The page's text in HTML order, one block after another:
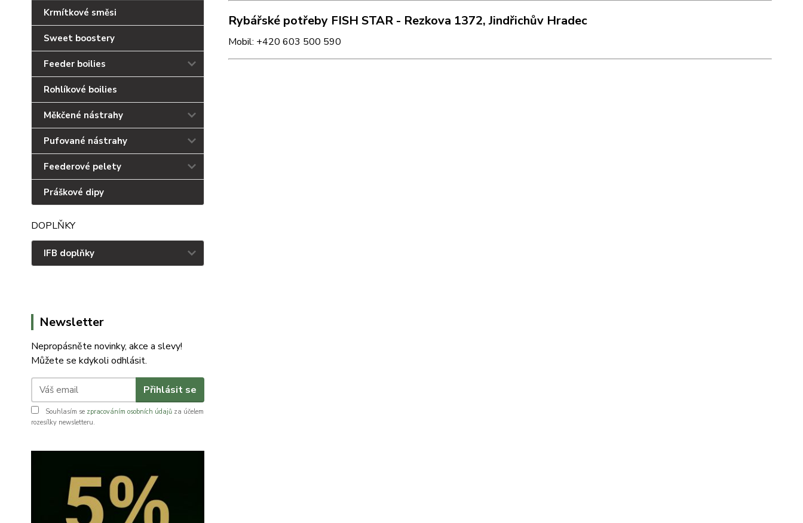
Krmítkové směsi
Sweet boostery
Feeder boilies
Rohlíkové boilies
Měkčené nástrahy
Pufované nástrahy
Feederové pelety
Práškové dipy
DOPLŇKY
IFB doplňky
Newsletter
Nepropásněte novinky, akce a slevy!
Můžete se kdykoli odhlásit.
Přihlásit se
Souhlasím se zpracováním osobních údajů za účelem
rozesílky newsletteru.
Rybářské potřeby FISH STAR - Rezkova 1372, Jindřichův Hradec
Mobil: +420 603 500 590